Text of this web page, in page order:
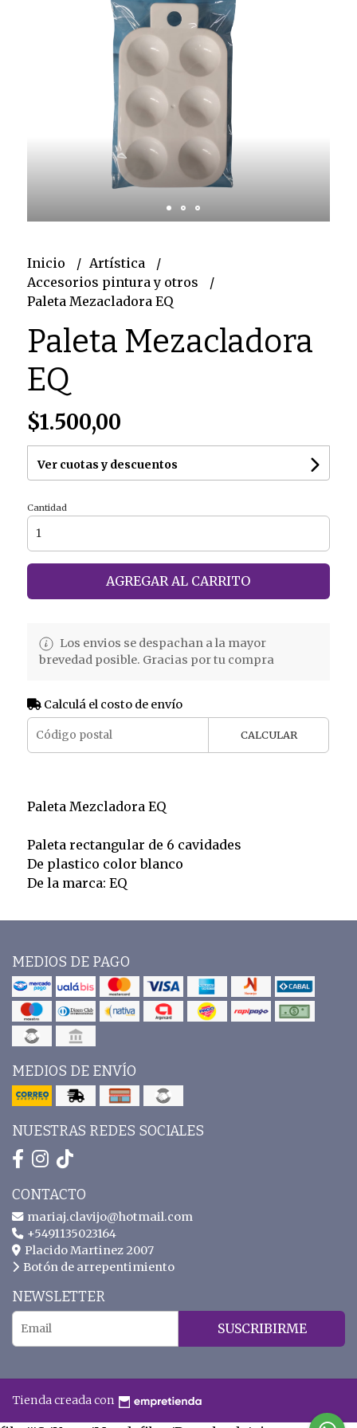
Inicio
Artística
Accesorios pintura y otros
Paleta Mezacladora EQ
Paleta Mezacladora
EQ
$1.500,00
Ver cuotas y descuentos
Cantidad
AGREGAR AL CARRITO
Los envios se despachan a la mayor
brevedad posible. Gracias por tu compra
Calculá el costo de envío
CALCULAR
Paleta Mezcladora EQ
Paleta rectangular de 6 cavidades
De plastico color blanco
De la marca: EQ
MEDIOS DE PAGO
MEDIOS DE ENVÍO
NUESTRAS REDES SOCIALES
CONTACTO
mariaj.clavijo@hotmail.com
+5491135023164
Placido Martinez 2007
Botón de arrepentimiento
NEWSLETTER
SUSCRIBIRME
Tienda creada con